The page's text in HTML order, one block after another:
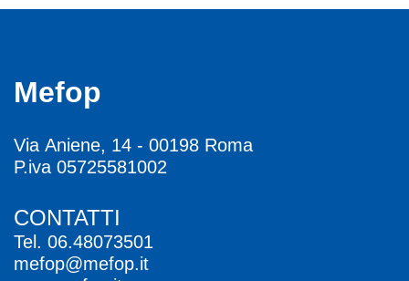
Mefop
Via Aniene, 14 - 00198 Roma
P.iva 05725581002
CONTATTI
Tel. 06.48073501
mefop@mefop.it